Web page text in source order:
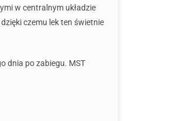
w centralnym układzie
czemu lek ten świetnie
dnia po zabiegu. MST